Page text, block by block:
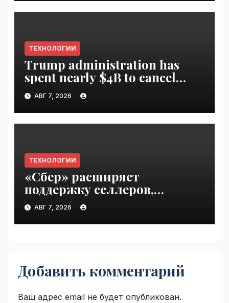
ТЕХНОЛОГИИ
Trump administration has
spent nearly $4B to cancel
offshore wind farms |
VseTime.ru
АВГ 7, 2026
ТЕХНОЛОГИИ
«Сбер» расширяет
поддержку селлеров,
пострадавших от
инцидентов на складах
Wildberries | VseTime.ru
АВГ 7, 2026
Добавить комментарий
Ваш адрес email не будет опубликован.